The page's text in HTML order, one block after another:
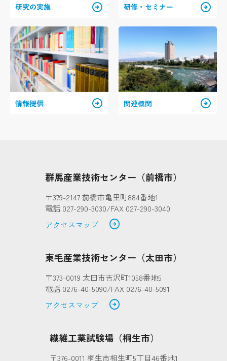
研究の実施 arrow_circle_right 研修・セミナー arrow_circle_right
情報提供 arrow_circle_right 関連機関 arrow_circle_right
群馬産業技術センター（前橋市）
〒379-2147 前橋市亀里町884番地1
電話 027-290-3030/FAX 027-290-3040
アクセスマップ
arrow_circle_right
東毛産業技術センター（太田市）
〒373-0019 太田市吉沢町1058番地5
電話 0276-40-5090/FAX 0276-40-5091
アクセスマップ
arrow_circle_right
繊維工業試験場（桐生市）
〒376-0011 桐生市相生町5丁目46番地1